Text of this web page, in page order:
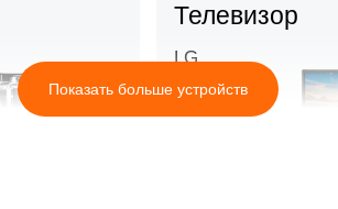
Телевизор
LG
Novex
Показать больше устройств